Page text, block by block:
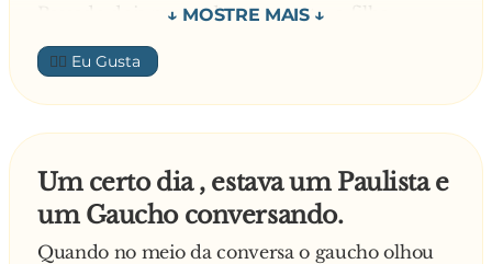
Passado dois meses de casamento, a filha
retorna a casa dos pais reclamando do marido e
que não iria voltar para ele.
O pai assustado perguntou o que aconteceu e a
filha explicou.
com ele o meu "cú" era igual a uma moeda de
0.05 centavos, agora esta parecendo um moeda
de Hum real Ora minha filha pode voltar para
👍🏼
Um certo dia , estava um Paulista e
um Gaucho conversando.
Quando no meio da conversa o gaucho olhou